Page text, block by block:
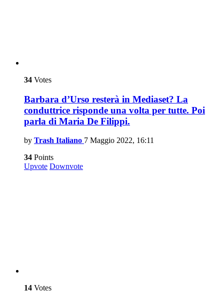
34 Votes
Barbara d’Urso resterà in Mediaset? La
conduttrice risponde una volta per tutte. Poi
parla di Maria De Filippi.
by Trash Italiano 7 Maggio 2022, 16:11
34 Points
Upvote Downvote
14 Votes